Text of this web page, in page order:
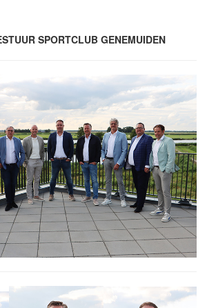
SPORTCLUB GENEMUIDEN